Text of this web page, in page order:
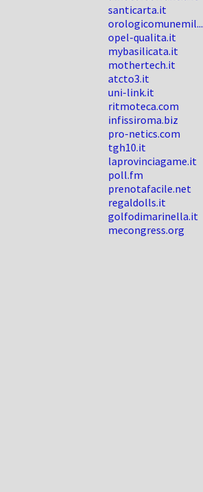
santicarta.it
orologicomunemil...
opel-qualita.it
mybasilicata.it
mothertech.it
atcto3.it
uni-link.it
ritmoteca.com
infissiroma.biz
pro-netics.com
tgh10.it
laprovinciagame.it
poll.fm
prenotafacile.net
regaldolls.it
golfodimarinella.it
mecongress.org